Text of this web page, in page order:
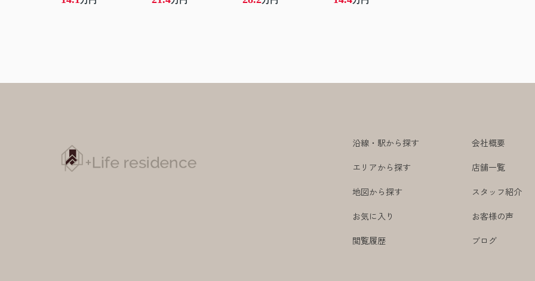
沿線・駅から探す
エリアから探す
地図から探す
お気に入り
閲覧履歴
会社概要
店舗一覧
スタッフ紹介
お客様の声
ブログ